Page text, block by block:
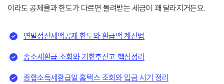
이라도 공제율과 한도가 다르면 돌려받는 세금이 꽤 달라지거든요.
연말정산세액공제 한도와 환급액 계산법
종소세환급 조회와 기한후신고 핵심정리
종합소득세환급일 홈택스 조회와 입금 시기 정리